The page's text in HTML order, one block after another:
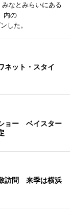
なとみらいにある
内の
した。
ネット・スタイ
ョー ベイスター
訪問 来季は横浜